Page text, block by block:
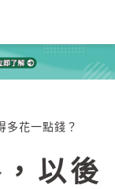
多花一點錢？
以後